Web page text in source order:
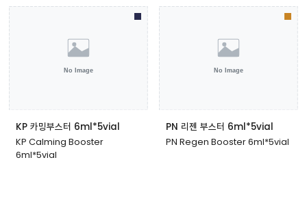
KP 카밍부스터 6ml*5vial
KP Calming Booster
6ml*5vial
PN 리젠 부스터 6ml*5vial
PN Regen Booster 6ml*5vial